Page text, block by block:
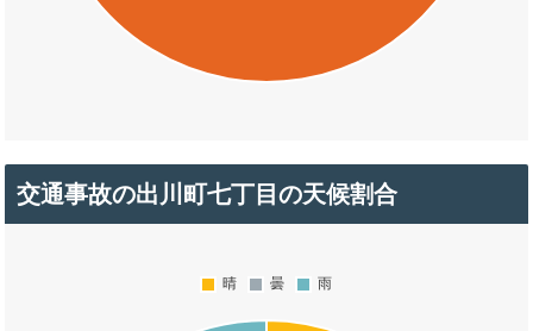
交通事故の出川町七丁目の天候割合